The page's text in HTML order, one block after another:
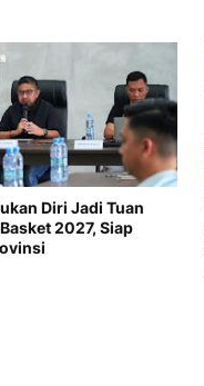
Diri Jadi Tuan
2027, Siap